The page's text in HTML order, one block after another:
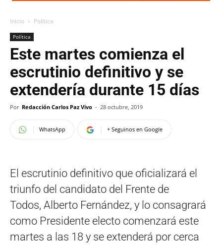
Inicio Política
Política
Este martes comienza el
escrutinio definitivo y se
extendería durante 15 días
Por Redacción Carlos Paz Vivo - 28 octubre, 2019
WhatsApp + Seguinos en Google
El escrutinio definitivo que oficializará el
triunfo del candidato del Frente de
Todos, Alberto Fernández, y lo consagrará
como Presidente electo comenzará este
martes a las 18 y se extenderá por cerca